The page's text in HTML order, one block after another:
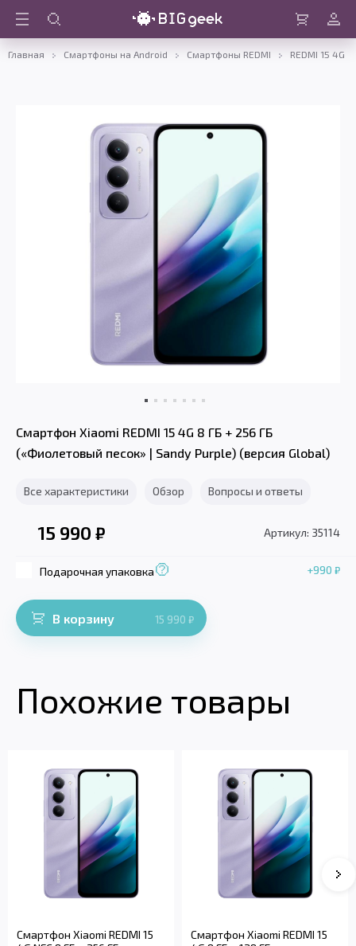
Войти
Главная Смартфоны на Android Смартфоны REDMI REDMI 15 4G
Смартфон Xiaomi REDMI 15 4G 8 ГБ + 256 ГБ
(«Фиолетовый песок» | Sandy Purple) (версия Global)
Все характеристики Обзор Вопросы и ответы
15 990 ₽ Артикул: 35114
Подарочная упаковка +990 ₽
В корзину 15 990 ₽
Похожие товары
Смартфон Xiaomi REDMI 15
Смартфон Xiaomi REDMI 15